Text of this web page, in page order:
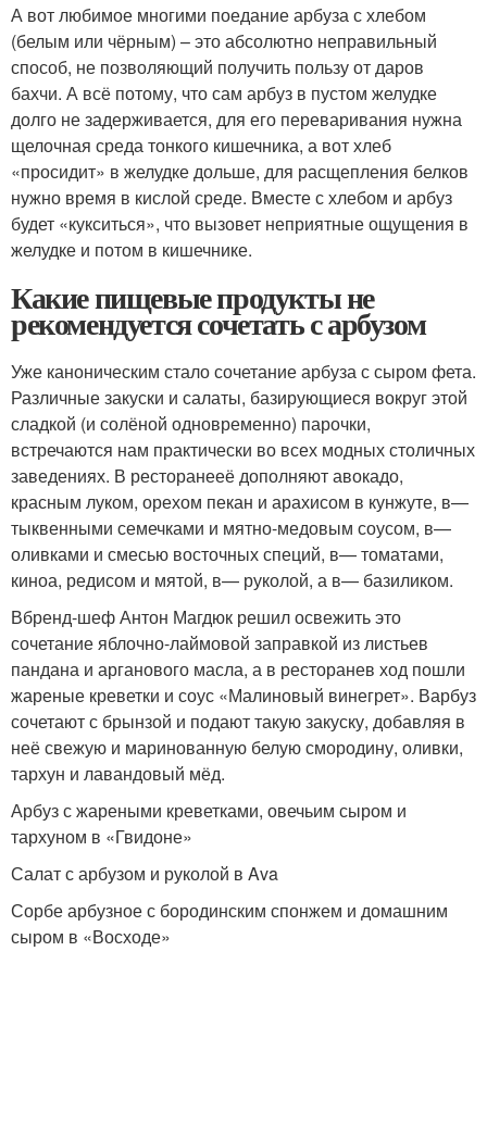
А вот любимое многими поедание арбуза с хлебом
(белым или чёрным) – это абсолютно неправильный
способ, не позволяющий получить пользу от даров
бахчи. А всё потому, что сам арбуз в пустом желудке
долго не задерживается, для его переваривания нужна
щелочная среда тонкого кишечника, а вот хлеб
«просидит» в желудке дольше, для расщепления белков
нужно время в кислой среде. Вместе с хлебом и арбуз
будет «кукситься», что вызовет неприятные ощущения в
желудке и потом в кишечнике.
Какие пищевые продукты не
рекомендуется сочетать с арбузом
Уже каноническим стало сочетание арбуза с сыром фета.
Различные закуски и салаты, базирующиеся вокруг этой
сладкой (и солёной одновременно) парочки,
встречаются нам практически во всех модных столичных
заведениях. В ресторанееё дополняют авокадо,
красным луком, орехом пекан и арахисом в кунжуте, в—
тыквенными семечками и мятно-медовым соусом, в—
оливками и смесью восточных специй, в— томатами,
киноа, редисом и мятой, в— руколой, а в— базиликом.
Вбренд-шеф Антон Магдюк решил освежить это
сочетание яблочно-лаймовой заправкой из листьев
пандана и арганового масла, а в ресторанев ход пошли
жареные креветки и соус «Малиновый винегрет». Варбуз
сочетают с брынзой и подают такую закуску, добавляя в
неё свежую и маринованную белую смородину, оливки,
тархун и лавандовый мёд.
Арбуз с жареными креветками, овечьим сыром и
тархуном в «Гвидоне»
Салат с арбузом и руколой в Ava
Сорбе арбузное с бородинским спонжем и домашним
сыром в «Восходе»